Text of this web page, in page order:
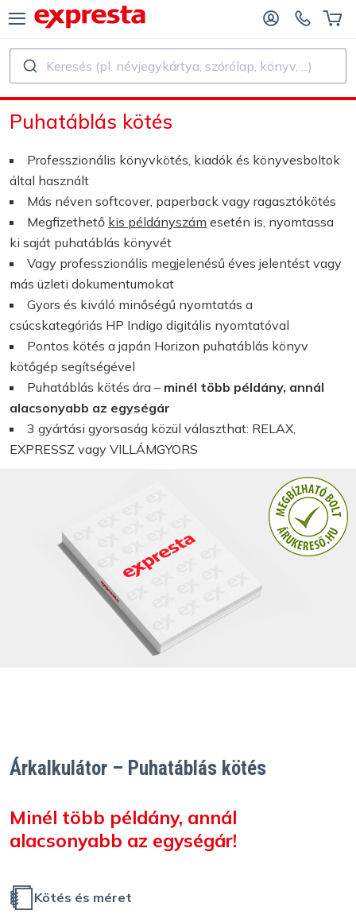
Nyomtatás
Matrica és Címke
Naptár készítés
Bélyegző készítés
TERMÉK
ÉS SZERZŐK SZÁMÁRA
Keresés (pl. névjegykártya, szórólap, könyv, ...)
Puhatáblás kötés
Professzionális könyvkötés, kiadók és könyvesboltok
által használt
Más néven softcover, paperback vagy ragasztókötés
Megfizethető kis példányszám esetén is, nyomtassa
ki saját puhatáblás könyvét
Vagy professzionális megjelenésű éves jelentést vagy
más üzleti dokumentumokat
Gyors és kiváló minőségű nyomtatás a
csúcskategóriás HP Indigo digitális nyomtatóval
Pontos kötés a japán Horizon puhatáblás könyv
kötőgép segítségével
Puhatáblás kötés ára – minél több példány, annál
alacsonyabb az egységár
3 gyártási gyorsaság közül választhat: RELAX,
EXPRESSZ vagy VILLÁMGYORS
Árkalkulátor – Puhatáblás kötés
Minél több példány, annál
alacsonyabb az egységár!
Kötés és méret